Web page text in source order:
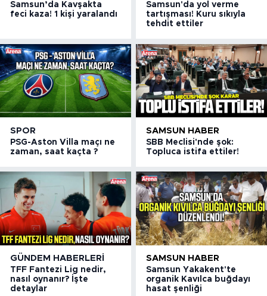
Samsun’da Kavşakta
feci kaza! 1 kişi yaralandı
Samsun'da yol verme
tartışması! Kuru sıkıyla
tehdit ettiler
SPOR
PSG-Aston Villa maçı ne
zaman, saat kaçta ?
SAMSUN HABER
SBB Meclisi'nde şok:
Topluca istifa ettiler!
GÜNDEM HABERLERI
TFF Fantezi Lig nedir,
nasıl oynanır? İşte
detaylar
SAMSUN HABER
Samsun Yakakent'te
organik Kavılca buğdayı
hasat şenliği